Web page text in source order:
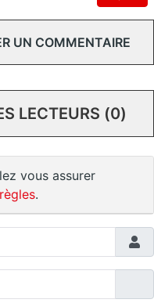
UN COMMENTAIRE
LECTEURS (0)
vous assurer
.